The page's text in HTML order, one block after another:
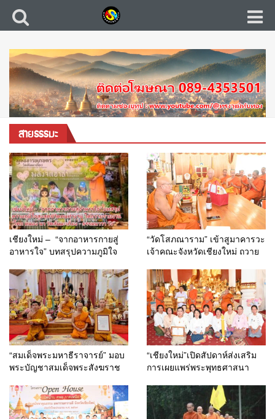
สายธรรมะ
เชียงใหม่ – “จากอาหารกายสู่
อาหารใจ” บทสรุปความภูมิใจ
รายงาน “โคก หนอง นา วัดสัน
มะเกี๋ยง – ธรรมนาวา วัง”
“วัดโสภณาราม” เข้าสูมาคารวะ
เจ้าคณะจังหวัดเชียงใหม่ ถวาย
เนื่องในวันเข้าพรรษา
“สมเด็จพระมหาธีราจารย์” มอบ
พระบัญชาสมเด็จพระสังฆราช
เป็นรองเจ้าคณะจังหวัดเชียงใหม่
“เชียงใหม่”เปิดสัปดาห์ส่งเสริม
การเผยแพร่พระพุทธศาสนา
และรางวัลเชิดชูผู้ทำคุณ
ประโยชน์แก่พระพุทธศาสนา